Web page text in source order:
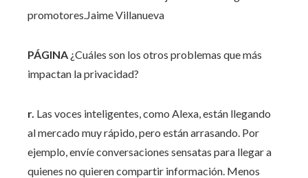
promotores.Jaime Villanueva
PÁGINA ¿Cuáles son los otros problemas que más
impactan la privacidad?
r. Las voces inteligentes, como Alexa, están llegando
al mercado muy rápido, pero están arrasando. Por
ejemplo, envíe conversaciones sensatas para llegar a
quienes no quieren compartir información. Menos